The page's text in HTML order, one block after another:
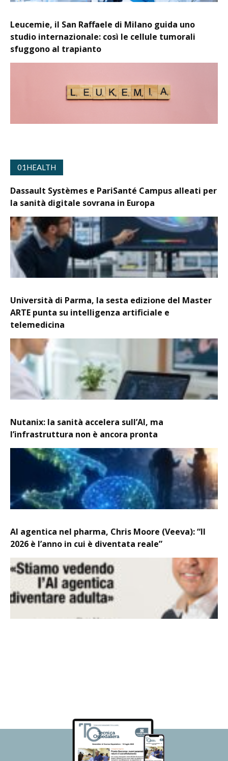
Leucemie, il San Raffaele di Milano guida uno
studio internazionale: così le cellule tumorali
sfuggono al trapianto
01HEALTH
Dassault Systèmes e PariSanté Campus alleati per
la sanità digitale sovrana in Europa
Università di Parma, la sesta edizione del Master
ARTE punta su intelligenza artificiale e
telemedicina
Nutanix: la sanità accelera sull’AI, ma
l’infrastruttura non è ancora pronta
AI agentica nel pharma, Chris Moore (Veeva): “Il
2026 è l’anno in cui è diventata reale”